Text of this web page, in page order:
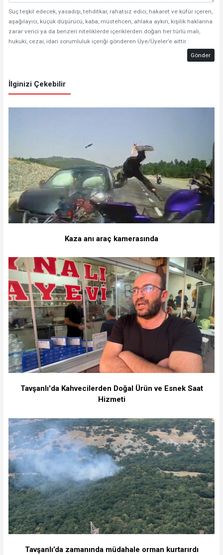
Suç teşkil edecek, yasadışı, tehditkar, rahatsız edici, hakaret ve küfür içeren,
aşağılayıcı, küçük düşürücü, kaba, müstehcen, ahlaka aykırı, kişilik haklarına
zarar verici ya da benzeri niteliklerde içeriklerden doğan her türlü mali,
hukuki, cezai, idari sorumluluk içeriği gönderen Üye/Üyeler’e aittir.
Gönder
İlginizi Çekebilir
Kaza anı araç kamerasında
Tavşanlı'da Kahvecilerden Doğal Ürün ve Esnek Saat
Hizmeti
Tavşanlı’da zamanında müdahale orman kurtarırdı